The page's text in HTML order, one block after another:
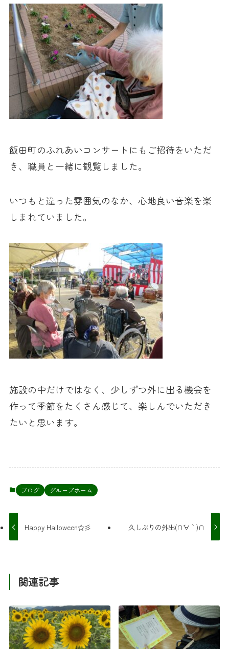
飯田町のふれあいコンサートにもご招待をいただ
き、職員と一緒に観覧しました。
いつもと違った雰囲気のなか、心地良い音楽を楽
しまれていました。
施設の中だけではなく、少しずつ外に出る機会を
作って季節をたくさん感じて、楽しんでいただき
たいと思います。
ブログ グループホーム
Happy Halloween☆彡 久しぶりの外出(∩´∀｀)∩
関連記事